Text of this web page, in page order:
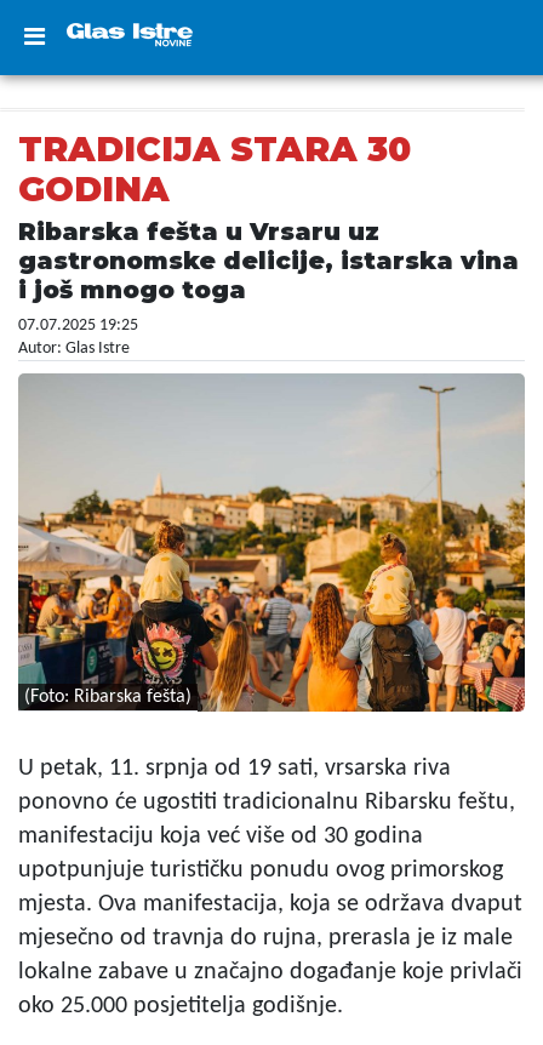
TRADICIJA STARA 30
GODINA
Ribarska fešta u Vrsaru uz
gastronomske delicije, istarska vina
i još mnogo toga
07.07.2025 19:25
Autor: Glas Istre
(Foto: Ribarska fešta)
U petak, 11. srpnja od 19 sati, vrsarska riva
ponovno će ugostiti tradicionalnu Ribarsku feštu,
manifestaciju koja već više od 30 godina
upotpunjuje turističku ponudu ovog primorskog
mjesta. Ova manifestacija, koja se održava dvaput
mjesečno od travnja do rujna, prerasla je iz male
lokalne zabave u značajno događanje koje privlači
oko 25.000 posjetitelja godišnje.